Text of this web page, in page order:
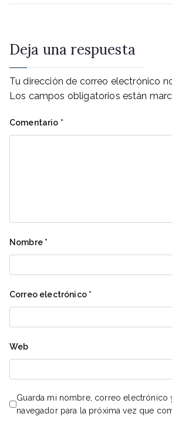
entradas
Deja una respuesta
Tu dirección de correo electrónico
Los campos obligatorios están
Comentario *
Nombre *
Correo electrónico *
Web
Guarda mi nombre, correo electrónico
navegador para la próxima vez que